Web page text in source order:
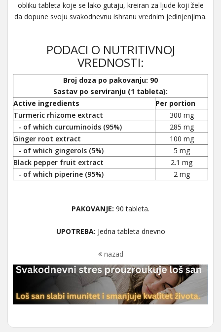
obliku tableta koje se lako gutaju, kreiran za ljude koji žele
da dopune svoju svakodnevnu ishranu vrednim jedinjenjima.
PODACI O NUTRITIVNOJ
VREDNOSTI:
Broj doza po pakovanju: 90
Sastav po serviranju (1 tableta):
Active ingredients
Per portion
Turmeric rhizome extract
300 mg
- of which curcuminoids (95%)
285 mg
Ginger root extract
100 mg
- of which gingerols (5%)
5 mg
Black pepper fruit extract
2.1 mg
- of which piperine (95%)
2 mg
PAKOVANJE: 90 tableta.
UPOTREBA: Jedna tableta dnevno
nazad